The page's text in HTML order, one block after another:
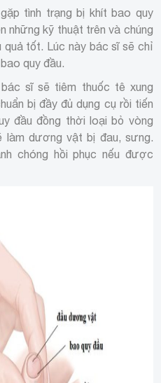
tình trạng bị khít bao quy
những kỹ thuật trên và chúng
quả tốt. Lúc này bác sĩ sẽ chỉ
quy đầu.
sĩ sẽ tiêm thuốc tê xung
bị đầy đủ dụng cụ rồi tiến
đầu đồng thời loại bỏ vòng
làm dương vật bị đau, sưng.
chóng hồi phục nếu được